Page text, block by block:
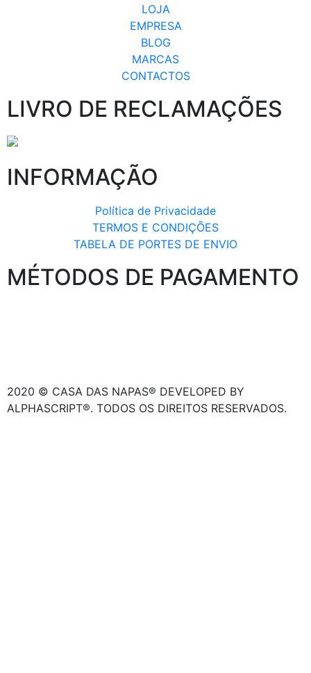
LOJA
EMPRESA
BLOG
MARCAS
CONTACTOS
LIVRO DE RECLAMAÇÕES
INFORMAÇÃO
Política de Privacidade
TERMOS E CONDIÇÕES
TABELA DE PORTES DE ENVIO
MÉTODOS DE PAGAMENTO
2020 © CASA DAS NAPAS® DEVELOPED BY
ALPHASCRIPT®. TODOS OS DIREITOS RESERVADOS.